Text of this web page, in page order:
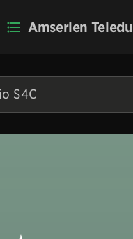
Amserlen Teledu